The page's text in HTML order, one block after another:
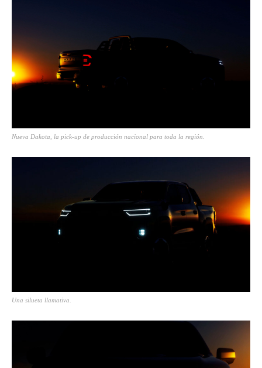
Nueva Dakota, la pick-up de producción nacional para toda la región.
Una silueta llamativa.